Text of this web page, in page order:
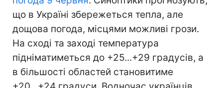
що в Україні збережеться тепла, але
дощова погода, місцями можливі грози.
На сході та заході температура
підніматиметься до +25...+29 градусів, а
в більшості областей становитиме